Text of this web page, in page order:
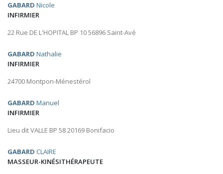
GABARD Nicole
INFIRMIER
22 Rue DE L'HOPITAL BP 10 56896 Saint-Avé
GABARD Nathalie
INFIRMIER
24700 Montpon-Ménestérol
GABARD Manuel
INFIRMIER
Lieu dit VALLE BP 58 20169 Bonifacio
GABARD CLAIRE
MASSEUR-KINÉSITHÉRAPEUTE